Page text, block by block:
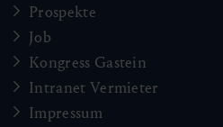
Prospekte
Job
Kongress Gastein
Intranet Vermieter
Impressum